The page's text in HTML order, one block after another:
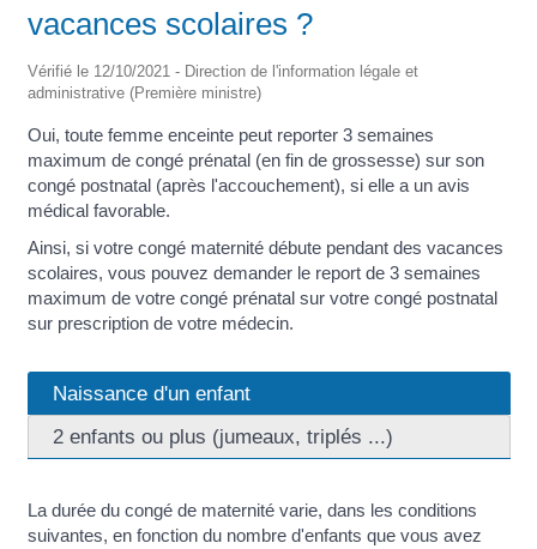
vacances scolaires ?
Vérifié le 12/10/2021 - Direction de l'information légale et
administrative (Première ministre)
Oui, toute femme enceinte peut reporter 3 semaines
maximum de congé prénatal (en fin de grossesse) sur son
congé postnatal (après l'accouchement), si elle a un avis
médical favorable.
Ainsi, si votre congé maternité débute pendant des vacances
scolaires, vous pouvez demander le report de 3 semaines
maximum de votre congé prénatal sur votre congé postnatal
sur prescription de votre médecin.
Naissance d'un enfant
2 enfants ou plus (jumeaux, triplés ...)
La durée du congé de maternité varie, dans les conditions
suivantes, en fonction du nombre d'enfants que vous avez